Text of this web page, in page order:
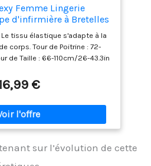
Femme Lingerie
d'infirmière à Bretelles
Nuisette Robe Coquine
Séduisant Babydoll
Costumes Taille
Unique
Le tissu élastique s'adapte à la
corps. Tour de Poitrine : 72-
de Taille : 66-110cm/26-43.3in
UNIQUE】Déguisement
ourlet en dentelle, bretelles
bretelles croisées réglables
DOUX】Cette lingerie est
et à 5% d'Élasthanne.
d'infirmière, 1 x string, 1 x
€
sur l’évolution de cette